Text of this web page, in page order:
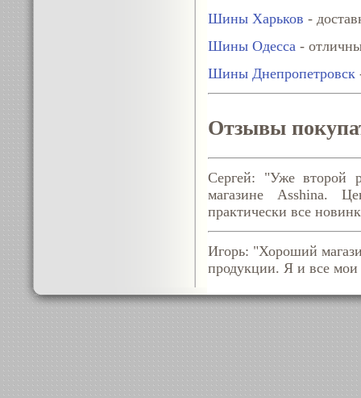
Шины Харьков -
Шины Одесса -
Шины Днепропетровск
Отзывы
Сергей: "Уже второй
магазине Asshina.
практически все
Игорь: "Хороший
продукции. Я и все мои